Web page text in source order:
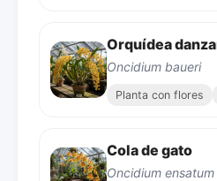
Orquídea
Oncidium baueri
Planta con flores
Cola de gato
Oncidium ensatum